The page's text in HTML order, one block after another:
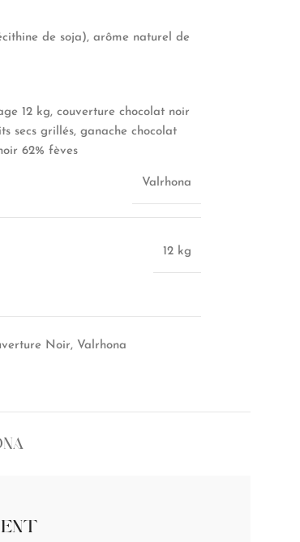
de soja), arôme naturel de
12 kg, couverture chocolat noir
secs grillés, ganache chocolat
62% fèves
Valrhona
12 kg
Noir, Valrhona